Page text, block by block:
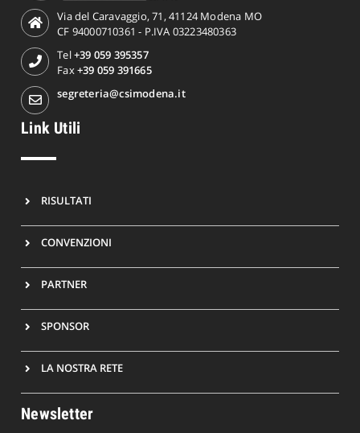
Via del Caravaggio, 71, 41124 Modena MO
CF 94000710361 - P.IVA 03223480363
Tel+39 059 395357
Fax+39 059 391665
segreteria@csimodena.it
Link Utili
RISULTATI
CONVENZIONI
PARTNER
SPONSOR
LA NOSTRA RETE
Newsletter